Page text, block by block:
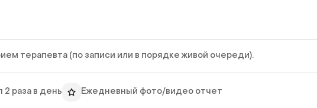
терапевта (по записи или в порядке живой очереди).
2 раза в день Ежедневный фото/видео отчет